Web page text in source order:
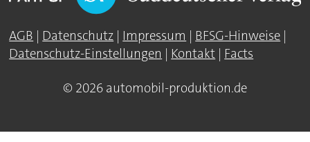
AGB Datenschutz Impressum BFSG-Hinweise
Datenschutz-Einstellungen
Kontakt Facts
© 2026 automobil-produktion.de